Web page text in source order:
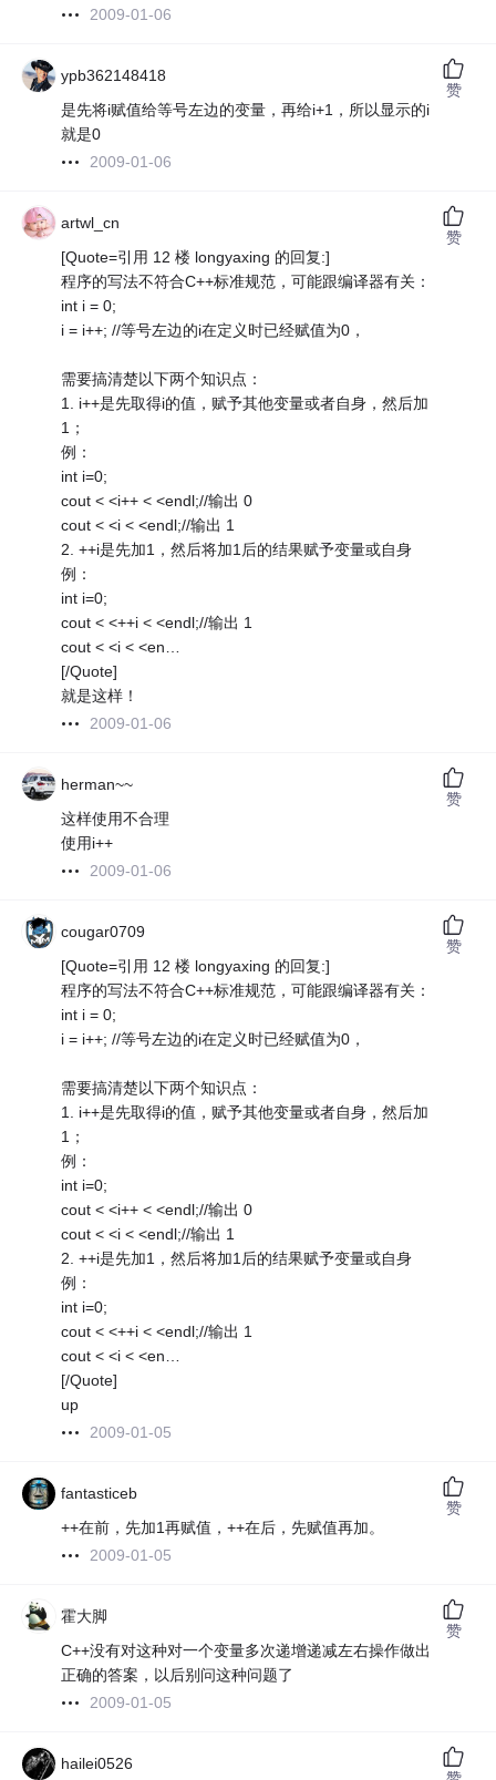
2009-01-06
ypb362148418
是先将i赋值给等号左边的变量，再给i+1，所以显示的i
就是0
2009-01-06
赞
artwl_cn
[Quote=引用 12 楼 longyaxing 的回复:]
程序的写法不符合C++标准规范，可能跟编译器有关：
int i = 0;
i = i++; //等号左边的i在定义时已经赋值为0，
需要搞清楚以下两个知识点：
1. i++是先取得i的值，赋予其他变量或者自身，然后加
1；
例：
int i=0;
cout < <i++ < <endl;//输出 0
cout < <i < <endl;//输出 1
2. ++i是先加1，然后将加1后的结果赋予变量或自身
例：
int i=0;
cout < <++i < <endl;//输出 1
cout < <i < <en…
[/Quote]
就是这样！
2009-01-06
赞
herman~~
这样使用不合理
使用i++
2009-01-06
赞
cougar0709
[Quote=引用 12 楼 longyaxing 的回复:]
程序的写法不符合C++标准规范，可能跟编译器有关：
int i = 0;
i = i++; //等号左边的i在定义时已经赋值为0，
需要搞清楚以下两个知识点：
1. i++是先取得i的值，赋予其他变量或者自身，然后加
1；
例：
int i=0;
cout < <i++ < <endl;//输出 0
cout < <i < <endl;//输出 1
2. ++i是先加1，然后将加1后的结果赋予变量或自身
例：
int i=0;
cout < <++i < <endl;//输出 1
cout < <i < <en…
[/Quote]
up
2009-01-05
赞
fantasticeb
++在前，先加1再赋值，++在后，先赋值再加。
2009-01-05
赞
霍大脚
C++没有对这种对一个变量多次递增递减左右操作做出
正确的答案，以后别问这种问题了
2009-01-05
赞
hailei0526